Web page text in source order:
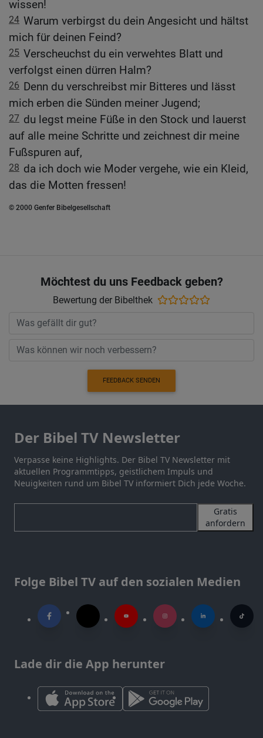
wissen!
24 Warum verbirgst du dein Angesicht und hältst
mich für deinen Feind?
25 Verscheuchst du ein verwehtes Blatt und
verfolgst einen dürren Halm?
26 Denn du verschreibst mir Bitteres und lässt
mich erben die Sünden meiner Jugend;
27 du legst meine Füße in den Stock und lauerst
auf alle meine Schritte und zeichnest dir meine
Fußspuren auf,
28 da ich doch wie Moder vergehe, wie ein Kleid,
das die Motten fressen!
© 2000 Genfer Bibelgesellschaft
Möchtest du uns Feedback geben?
Bewertung der Bibelthek
FEEDBACK SENDEN
Der Bibel TV Newsletter
Verpasse keine Highlights. Der Bibel TV Newsletter mit
aktuellen Programmtipps, geistlichem Impuls und
Neuigkeiten rund um Bibel TV informiert Dich jede Woche.
Gratis
anfordern
Folge Bibel TV auf den sozialen Medien
Lade dir die App herunter